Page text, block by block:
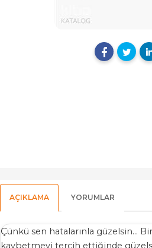
AÇIKLAMA YORUMLAR
Çünkü sen hatalarınla güzelsin...